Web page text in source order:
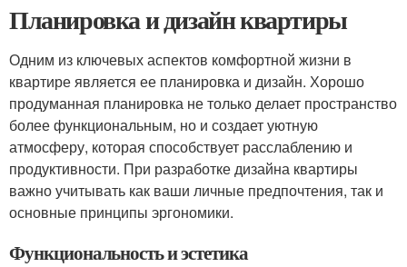
Планировка и дизайн квартиры
Одним из ключевых аспектов комфортной жизни в
квартире является ее планировка и дизайн. Хорошо
продуманная планировка не только делает пространство
более функциональным, но и создает уютную
атмосферу, которая способствует расслаблению и
продуктивности. При разработке дизайна квартиры
важно учитывать как ваши личные предпочтения, так и
основные принципы эргономики.
Функциональность и эстетика